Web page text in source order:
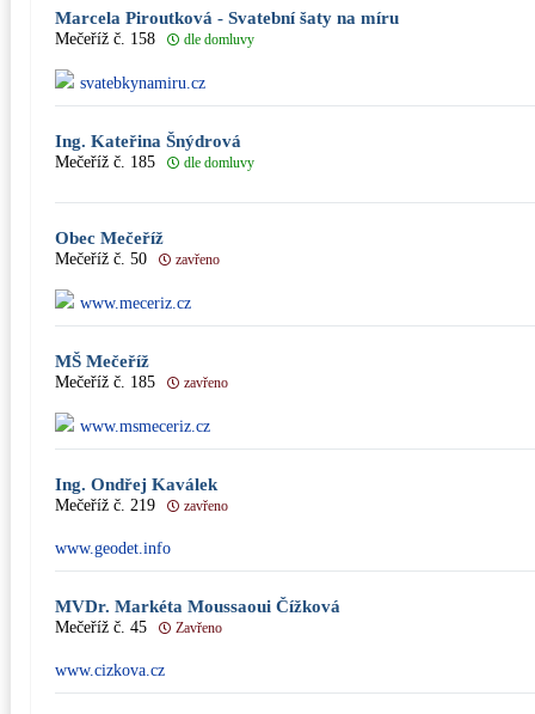
Marcela Piroutková - Svatební šaty na míru
Mečeříž č. 158 dle domluvy
svatebkynamiru.cz
Ing. Kateřina Šnýdrová
Mečeříž č. 185 dle domluvy
Obec Mečeříž
Mečeříž č. 50 zavřeno
www.meceriz.cz
MŠ Mečeříž
Mečeříž č. 185 zavřeno
www.msmeceriz.cz
Ing. Ondřej Kaválek
Mečeříž č. 219 zavřeno
www.geodet.info
MVDr. Markéta Moussaoui Čížková
Mečeříž č. 45 Zavřeno
www.cizkova.cz